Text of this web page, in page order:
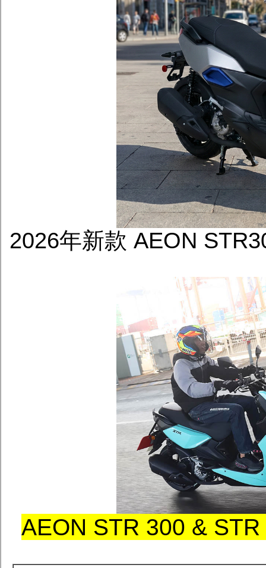
2026年新款 AEON
AEON STR 300 &